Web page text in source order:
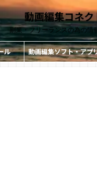
動画編集コネク
副業・フリーランスの為の情
ル 動画編集ソフト・アプ